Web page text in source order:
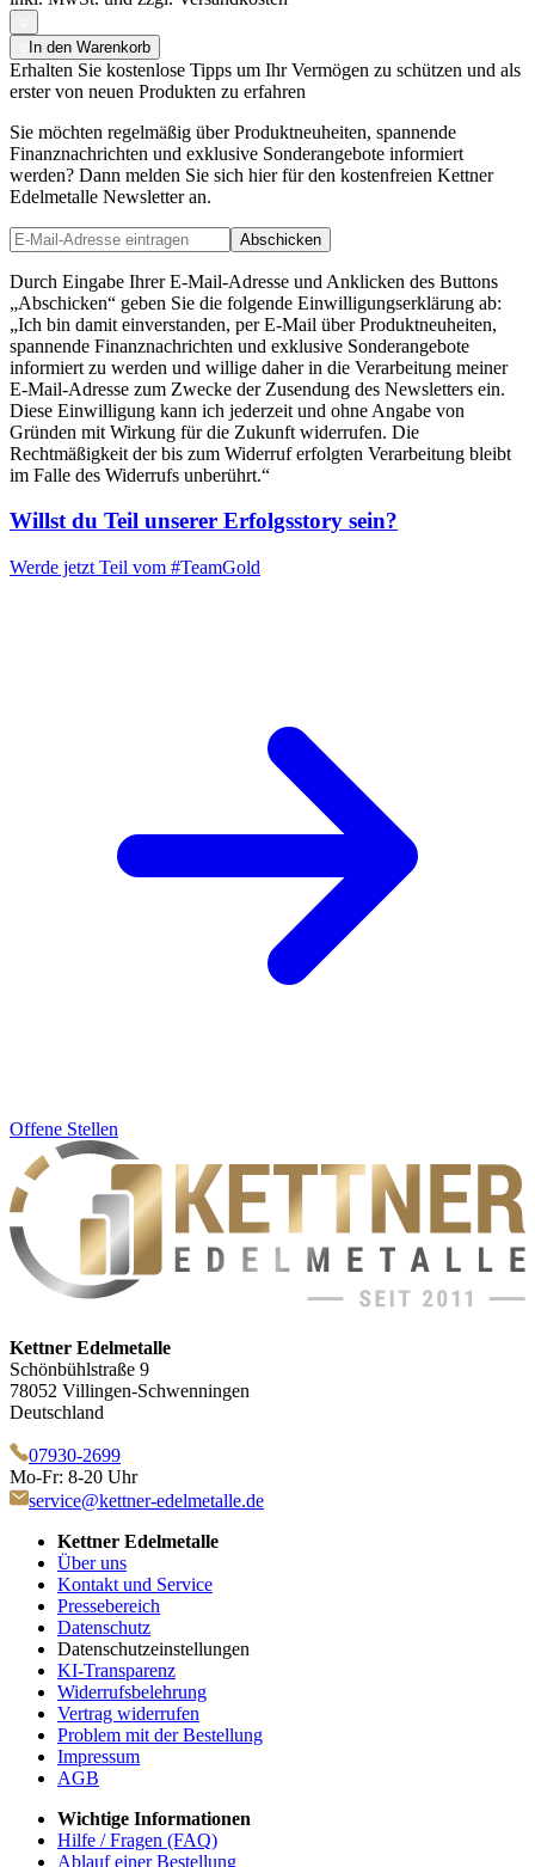
In den Warenkorb
Erhalten Sie kostenlose Tipps um Ihr Vermögen zu schützen und als
erster von neuen Produkten zu erfahren
Sie möchten regelmäßig über Produktneuheiten, spannende
Finanznachrichten und exklusive Sonderangebote informiert
werden? Dann melden Sie sich hier für den kostenfreien Kettner
Edelmetalle Newsletter an.
Abschicken
Durch Eingabe Ihrer E-Mail-Adresse und Anklicken des Buttons
„Abschicken“ geben Sie die folgende Einwilligungserklärung ab:
„Ich bin damit einverstanden, per E-Mail über Produktneuheiten,
spannende Finanznachrichten und exklusive Sonderangebote
informiert zu werden und willige daher in die Verarbeitung meiner
E-Mail-Adresse zum Zwecke der Zusendung des Newsletters ein.
Diese Einwilligung kann ich jederzeit und ohne Angabe von
Gründen mit Wirkung für die Zukunft widerrufen. Die
Rechtmäßigkeit der bis zum Widerruf erfolgten Verarbeitung bleibt
im Falle des Widerrufs unberührt.“
Willst du Teil unserer Erfolgsstory sein?
Werde jetzt Teil vom #TeamGold
Offene Stellen
Kettner Edelmetalle
Schönbühlstraße 9
78052 Villingen-Schwenningen
Deutschland
07930-2699
Mo-Fr: 8-20 Uhr
service@kettner-edelmetalle.de
Kettner Edelmetalle
Über uns
Kontakt und Service
Pressebereich
Datenschutz
Datenschutzeinstellungen
KI-Transparenz
Widerrufsbelehrung
Vertrag widerrufen
Problem mit der Bestellung
Impressum
AGB
Wichtige Informationen
Hilfe / Fragen (FAQ)
Ablauf einer Bestellung